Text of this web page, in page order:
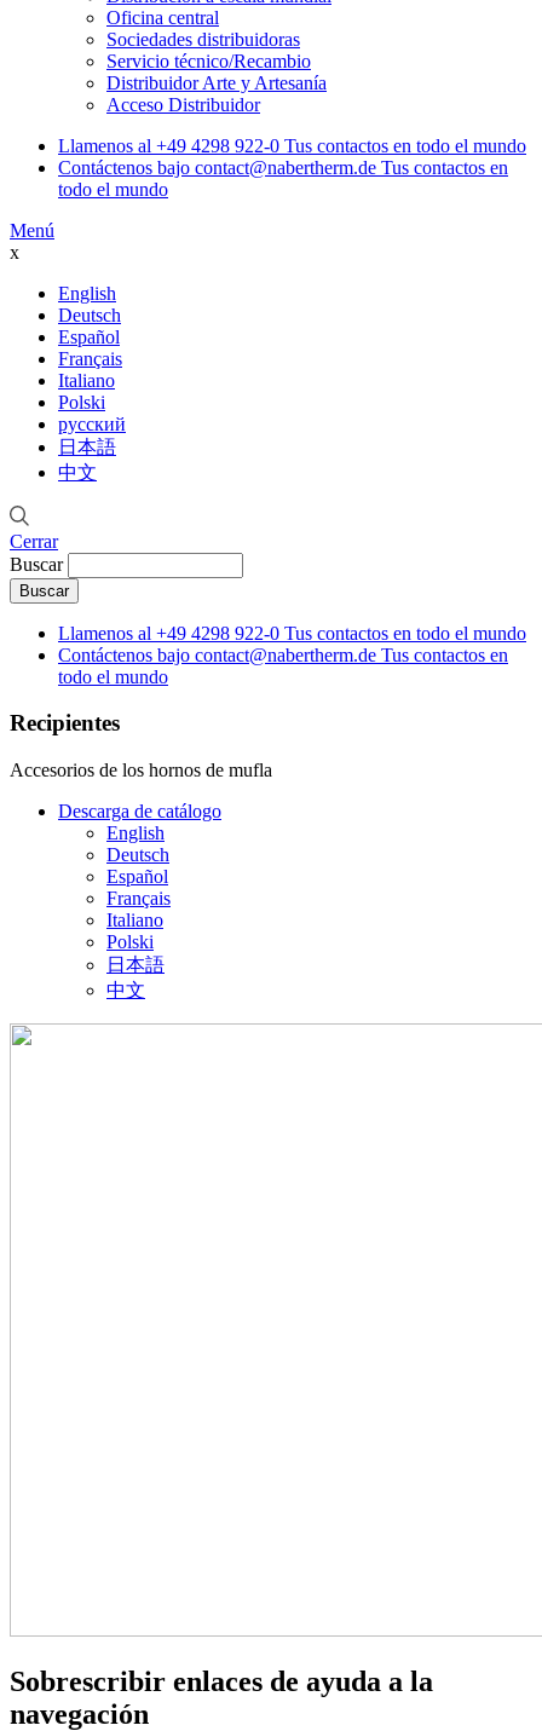
Oficina central
Sociedades distribuidoras
Servicio técnico/Recambio
Distribuidor Arte y Artesanía
Acceso Distribuidor
Llamenos al +49 4298 922-0 Tus contactos en todo el mundo
Contáctenos bajo contact@nabertherm.de Tus contactos en
todo el mundo
Menú
x
English
Deutsch
Español
Français
Italiano
Polski
русский
日本語
中文
Cerrar
Buscar
Llamenos al +49 4298 922-0 Tus contactos en todo el mundo
Contáctenos bajo contact@nabertherm.de Tus contactos en
todo el mundo
Recipientes
Accesorios de los hornos de mufla
Descarga de catálogo
English
Deutsch
Español
Français
Italiano
Polski
日本語
中文
Sobrescribir enlaces de ayuda a la
navegación